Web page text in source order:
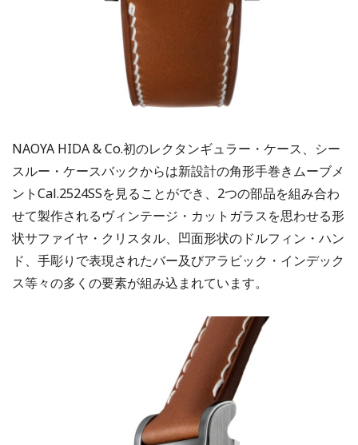
NAOYA HIDA & Co.初のレクタンギュラー・ケース、シー
スルー・ケースバックからは新設計の角形手巻きムーブメ
ントCal.2524SSを見ることができ、2つの部品を組み合わ
せて製作されるヴィンテージ・カットガラスを思わせる形
状サファイヤ・クリスタル、凹面形状のドルフィン・ハン
ド、手彫りで表現されたバー及びアラビック・インデック
ス等々の多くの要素が組み込まれています。